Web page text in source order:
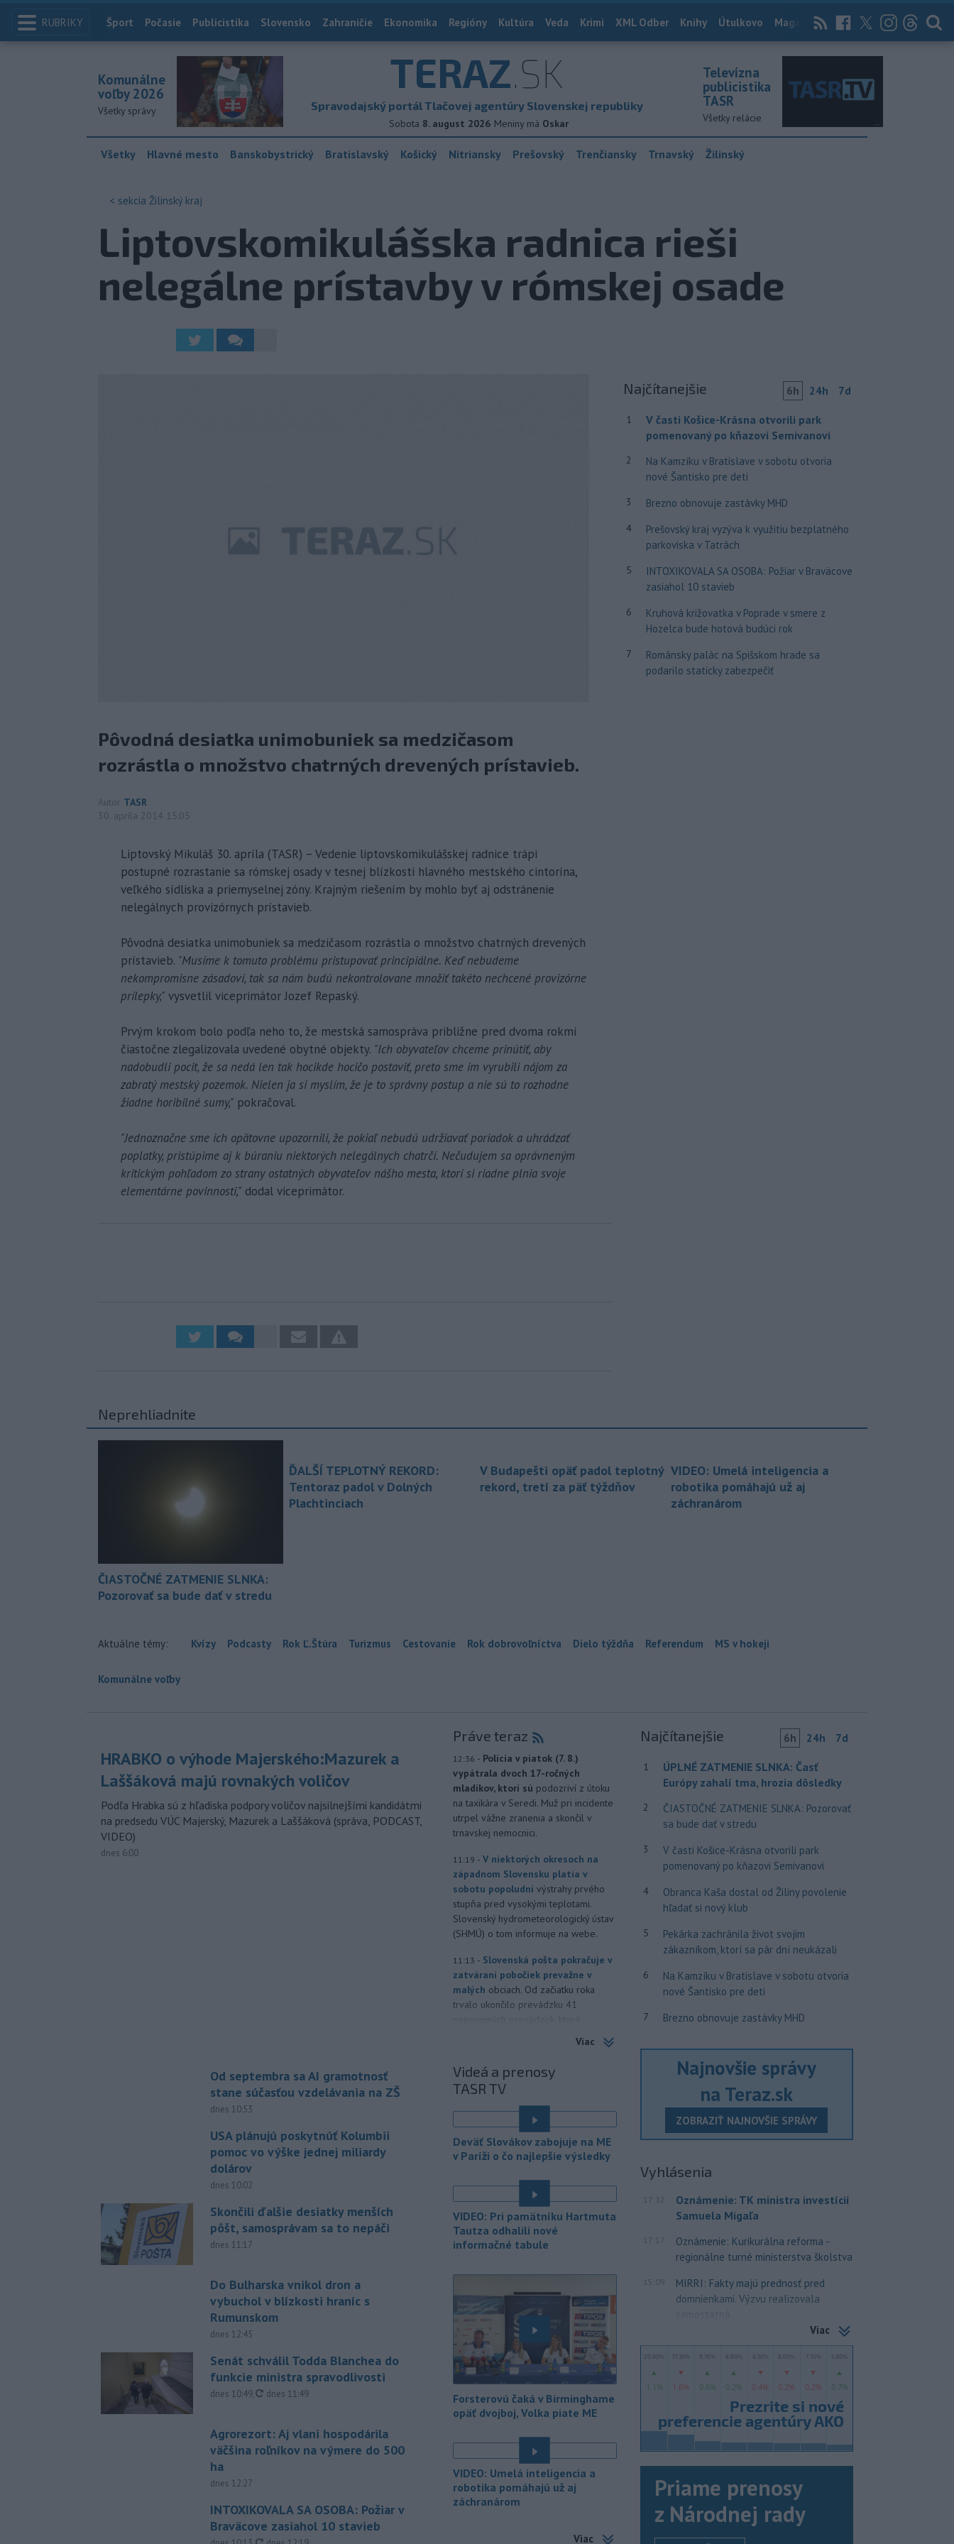
RUBRIKY Index
Šport Počasie Publicistika Slovensko Zahraničie Ekonomika Regióny Kultúra Veda Krimi XML Odber Knihy Útulkovo Magazín News Now Archív
TERAZ.SK
Spravodajský portál Tlačovej agentúry Slovenskej republiky
Sobota 8. august 2026 Meniny má Oskar
Komunálne
voľby 2026
Všetky správy
Televízna
publicistika
TASR
Všetky relácie
Všetky Hlavné mesto Banskobystrický Bratislavský Košický Nitriansky Prešovský Trenčiansky Trnavský Žilinský
< sekcia Žilinský kraj
Liptovskomikulášska radnica rieši
nelegálne prístavby v rómskej osade
Pôvodná desiatka unimobuniek sa medzičasom
rozrástla o množstvo chatrných drevených prístavieb.
Autor TASR
30. apríla 2014 15:05
Liptovský Mikuláš 30. apríla (TASR) – Vedenie liptovskomikulášskej radnice trápi
postupné rozrastanie sa rómskej osady v tesnej blízkosti hlavného mestského cintorína,
veľkého sídliska a priemyselnej zóny. Krajným riešením by mohlo byť aj odstránenie
nelegálnych provizórnych prístavieb.
Pôvodná desiatka unimobuniek sa medzičasom rozrástla o množstvo chatrných drevených
prístavieb. "Musíme k tomuto problému pristupovať principiálne. Keď nebudeme
nekompromisne zásadoví, tak sa nám budú nekontrolovane množiť takéto nechcené provizórne
prílepky," vysvetlil viceprimátor Jozef Repaský.
Prvým krokom bolo podľa neho to, že mestská samospráva približne pred dvoma rokmi
čiastočne zlegalizovala uvedené obytné objekty. "Ich obyvateľov chceme prinútiť, aby
nadobudli pocit, že sa nedá len tak hocikde hocičo postaviť, preto sme im vyrubili nájom za
zabratý mestský pozemok. Nielen ja si myslím, že je to správny postup a nie sú to rozhodne
žiadne horibilné sumy," pokračoval.
"Jednoznačne sme ich opätovne upozornili, že pokiaľ nebudú udržiavať poriadok a uhrádzať
poplatky, pristúpime aj k búraniu niektorých nelegálnych chatrčí. Nečudujem sa oprávneným
kritickým pohľadom zo strany ostatných obyvateľov nášho mesta, ktorí si riadne plnia svoje
elementárne povinnosti," dodal viceprimátor.
Najčítanejšie 6h 24h 7d
1
V časti Košice-Krásna otvorili park
pomenovaný po kňazovi Semivanovi
2
Na Kamzíku v Bratislave v sobotu otvoria
nové Šantisko pre deti
3 Brezno obnovuje zastávky MHD
4
Prešovský kraj vyzýva k využitiu bezplatného
parkoviska v Tatrách
5
INTOXIKOVALA SA OSOBA: Požiar v Braväcove
zasiahol 10 stavieb
6
Kruhová križovatka v Poprade v smere z
Hozelca bude hotová budúci rok
7
Románsky palác na Spišskom hrade sa
podarilo staticky zabezpečiť
Neprehliadnite
ČIASTOČNÉ ZATMENIE SLNKA:
Pozorovať sa bude dať v stredu
ĎALŠÍ TEPLOTNÝ REKORD:
Tentoraz padol v Dolných
Plachtinciach
V Budapešti opäť padol teplotný
rekord, tretí za päť týždňov
VIDEO: Umelá inteligencia a
robotika pomáhajú už aj
záchranárom
Aktuálne témy: Kvízy Podcasty Rok Ľ.Štúra Turizmus Cestovanie Rok dobrovoľníctva Dielo týždňa Referendum MS v hokeji
Komunálne voľby
HRABKO o výhode Majerského:Mazurek a
Laššáková majú rovnakých voličov
Podľa Hrabka sú z hľadiska podpory voličov najsilnejšími kandidátmi
na predsedu VÚC Majerský, Mazurek a Laššáková (správa, PODCAST,
VIDEO)
dnes 6:00
Od septembra sa AI gramotnosť
stane súčasťou vzdelávania na ZŠ
dnes 10:53
USA plánujú poskytnúť Kolumbii
pomoc vo výške jednej miliardy
dolárov
dnes 10:02
Skončili ďalšie desiatky menších
pôšt, samosprávam sa to nepáči
dnes 11:17
Do Bulharska vnikol dron a
vybuchol v blízkosti hraníc s
Rumunskom
dnes 12:45
Senát schválil Todda Blanchea do
funkcie ministra spravodlivosti
dnes 10:49, aktualizované
dnes 11:49
Agrorezort: Aj vlani hospodárila
väčšina roľníkov na výmere do 500
ha
dnes 12:27
INTOXIKOVALA SA OSOBA: Požiar v
Braväcove zasiahol 10 stavieb
Práve teraz
12:36 - Polícia v piatok (7. 8.)
vypátrala dvoch 17-ročných
mladíkov, ktorí sú podozriví z útoku
na taxikára v Seredi. Muž pri incidente
utrpel vážne zranenia a skončil v
trnavskej nemocnici.
11:19 - V niektorých okresoch na
západnom Slovensku platia v
sobotu popoludní výstrahy prvého
stupňa pred vysokými teplotami.
Slovenský hydrometeorologický ústav
(SHMÚ) o tom informuje na webe.
11:13 - Slovenská pošta pokračuje v
zatváraní pobočiek prevažne v
malých obciach. Od začiatku roka
trvalo ukončilo prevádzku 41
fungovali nad rámec poštovej licencie.
spozorovali päť tiel na mieste, kde
minulýrok zmizli piati horolezci,
uviedli v sobotu tamojšie orgány.
TASR o tom informuje podľa správy
agentúry Reuters.
10:47 - Senát Spojených štátov v
spravodlivosti. Blanche
bol poverený vedením tohto rezortu
od apríla, keď americký prezident
Donald Trump odvolal z funkcie Pam
Bondiovú.
10:00 - Americké ministerstvo
zahraničných vecí v piatok
oznámilo, že vláda prezidenta
Donalda Trumpa plánuje Kolumbii
poskytnúť miliardu dolárov na pomoc
v oblasti bezpečnosti.
Slovenským firmám naďalej
chýbajú pracovníci s konkrétnymi
zručnosťami
pričom digitalizácia,
automatizácia a AI menia obsah
tradičných pozícií a vytvárajú nové
profesie. Účinným riešením na
prepojenie potrieb trhu práce s
pracovnou silou môže byť
rekvalifikácia.
potvrdili 241 prípadov nákazy
Viac
Videá a prenosy
TASR TV
Deväť Slovákov zabojuje na ME
v Paríži o čo najlepšie výsledky
VIDEO: Pri pamätníku Hartmuta
Tautza odhalili nové
informačné tabule
Forsterovú čaká v Birminghame
opäť dvojboj, Volka piate ME
VIDEO: Umelá inteligencia a
robotika pomáhajú už aj
záchranárom
Viac
Najčítanejšie 6h 24h 7d
1
ÚPLNÉ ZATMENIE SLNKA: Časť
Európy zahalí tma, hrozia dôsledky
2
ČIASTOČNÉ ZATMENIE SLNKA: Pozorovať
sa bude dať v stredu
3
V časti Košice-Krásna otvorili park
pomenovaný po kňazovi Semivanovi
4
Obranca Kaša dostal od Žiliny povolenie
hľadať si nový klub
5
Pekárka zachránila život svojim
zákazníkom, ktorí sa pár dní neukázali
6
Na Kamzíku v Bratislave v sobotu otvoria
nové Šantisko pre deti
7 Brezno obnovuje zastávky MHD
Najnovšie správy
na Teraz.sk
ZOBRAZIŤ NAJNOVŠIE SPRÁVY
Vyhlásenia
17:32
Oznámenie: TK ministra investícií
Samuela Migaľa
17:17
Oznámenie: Kurikurálna reforma -
regionálne turné ministerstva školstva
15:09
MIRRI: Fakty majú prednosť pred
domnienkami. Výzvu realizovala
samostatná...
Viac
Priame prenosy
z Národnej rady